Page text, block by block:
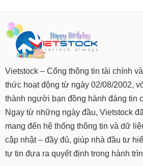
Vietstock – Cổng thông tin tài chính
thức hoạt động từ ngày 02/08/2002,
thành người bạn đồng hành đáng tin
Ngay từ những ngày đầu, Vietstock
mang đến hệ thống thông tin và dữ
cập nhật – đầy đủ, giúp nhà đầu tư
tự tin đưa ra quyết định trong hành